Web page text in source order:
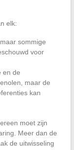
elk:
sommige
voor
en de
maar de
kan
moet zijn
Meer dan de
de uitwisseling